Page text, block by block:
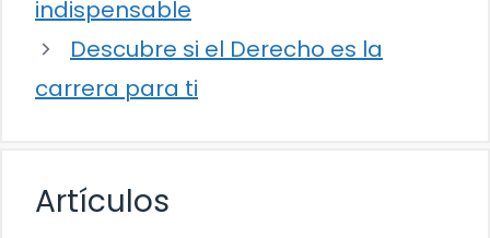
indispensable
Descubre si el Derecho es la
carrera para ti
Artículos